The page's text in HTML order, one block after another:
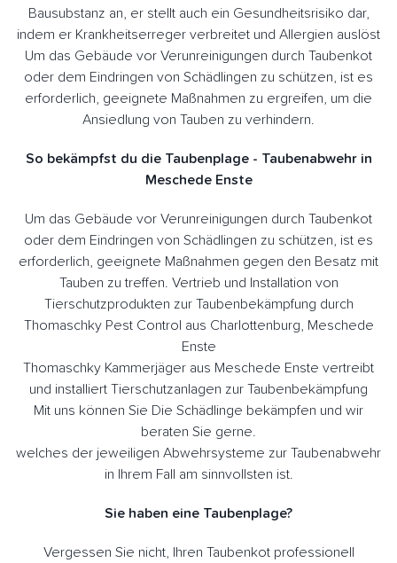
Bausubstanz an, er stellt auch ein Gesundheitsrisiko dar,
indem er Krankheitserreger verbreitet und Allergien auslöst
Um das Gebäude vor Verunreinigungen durch Taubenkot
oder dem Eindringen von Schädlingen zu schützen, ist es
erforderlich, geeignete Maßnahmen zu ergreifen, um die
Ansiedlung von Tauben zu verhindern.
So bekämpfst du die Taubenplage - Taubenabwehr in
Meschede Enste
Um das Gebäude vor Verunreinigungen durch Taubenkot
oder dem Eindringen von Schädlingen zu schützen, ist es
erforderlich, geeignete Maßnahmen gegen den Besatz mit
Tauben zu treffen. Vertrieb und Installation von
Tierschutzprodukten zur Taubenbekämpfung durch
Thomaschky Pest Control aus Charlottenburg, Meschede
Enste
Thomaschky Kammerjäger aus Meschede Enste vertreibt
und installiert Tierschutzanlagen zur Taubenbekämpfung
Mit uns können Sie Die Schädlinge bekämpfen und wir
beraten Sie gerne.
welches der jeweiligen Abwehrsysteme zur Taubenabwehr
in Ihrem Fall am sinnvollsten ist.
Sie haben eine Taubenplage?
Vergessen Sie nicht, Ihren Taubenkot professionell